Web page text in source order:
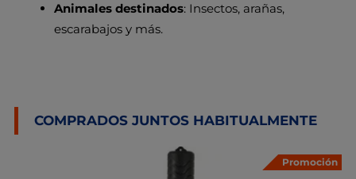
Animales destinados: Insectos, arañas,
escarabajos y más.
COMPRADOS JUNTOS HABITUALMENTE
Promoción